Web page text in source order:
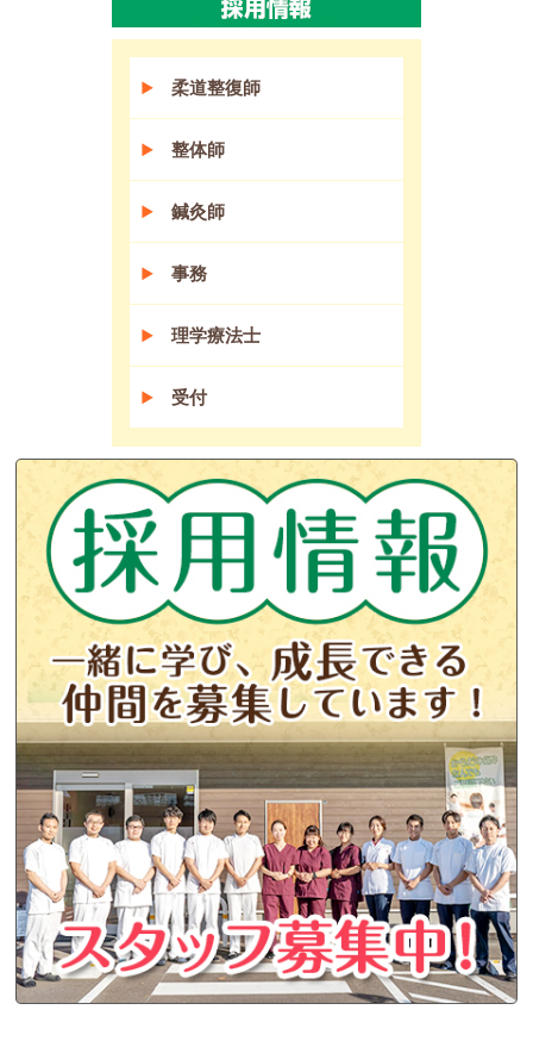
柔道整復師
整体師
鍼灸師
事務
理学療法士
受付